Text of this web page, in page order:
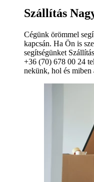
Szállítás
Cégünk örömmel
kapcsán. Ha Ön is
segítségünket
+36 (70) 678 00 24
nekünk, hol és miben